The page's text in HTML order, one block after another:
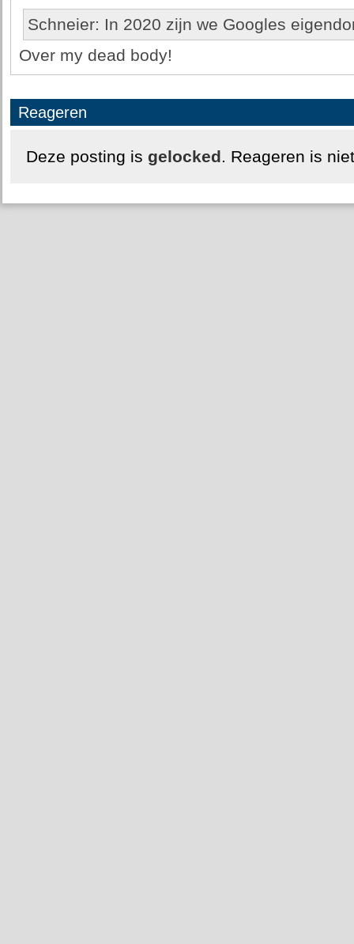
Schneier: In 2020 zijn we Googles
Over my dead body!
Reageren
Deze posting is gelocked. Reageren is